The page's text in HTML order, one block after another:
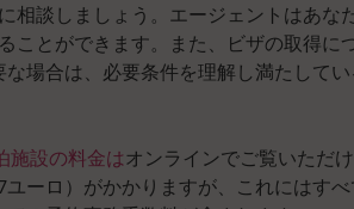
相談しましょう。エージェントはあ
ことができます。また、ビザの取得に
場合は、必要条件を理解し満たして
施設の料金はオンラインでご覧いただ
ユーロ）がかかりますが、これにはす